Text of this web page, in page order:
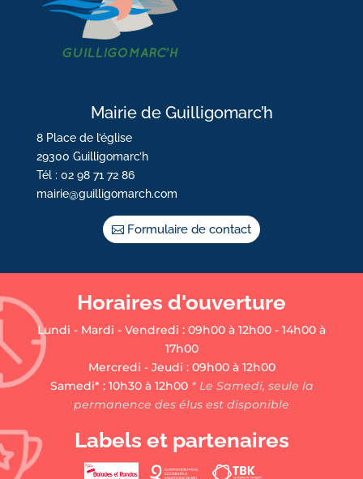
Mairie de Guilligomarc’h
8 Place de l’église
29300 Guilligomarc’h
Tél : 02 98 71 72 86
mairie@guilligomarch.com
Formulaire de contact
Horaires d'ouverture
Lundi - Mardi - Vendredi : 09h00 à 12h00 - 14h00 à
17h00
Mercredi - Jeudi : 09h00 à 12h00
Samedi* : 10h30 à 12h00* Le Samedi, seule la
permanence des élus est disponible
Labels et partenaires